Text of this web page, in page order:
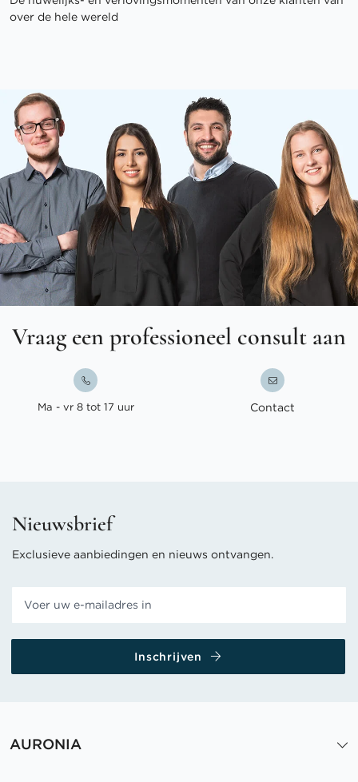
over de hele wereld
Vraag een professioneel consult aan
Ma - vr 8 tot 17 uur Contact
Nieuwsbrief
Exclusieve aanbiedingen en nieuws ontvangen.
Inschrijven
AURONIA